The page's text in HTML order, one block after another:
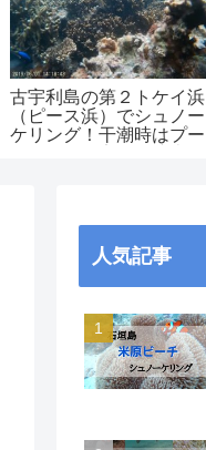
古宇利島の第２トケイ浜
（ピース浜）でシュノー
ケリング！干潮時はプー
人気記事